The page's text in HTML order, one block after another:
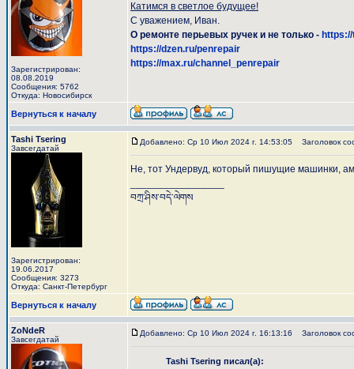
Зарегистрирован:
08.08.2019
Сообщения: 5762
Откуда: Новосибирск
Катимся в светлое будущее!
С уважением, Иван.
О ремонте перьевых ручек и не только -
https://dzen.ru/penrepair
https://max.ru/channel_penrepair
Вернуться к началу
Tashi Tsering
Завсегдатай
Зарегистрирован:
19.06.2017
Сообщения: 3273
Откуда: Санкт-Петербург
Добавлено: Ср 10 Июл 2024 г. 14:53:05 Заголовок
Не, тот Ундервуд, который пишущие машинки,
བཀྲ་ཤིས་བདེ་ལེགས
Вернуться к началу
ZoNdeR
Завсегдатай
Добавлено: Ср 10 Июл 2024 г. 16:13:16 Заголовок
Tashi Tsering писал(а):